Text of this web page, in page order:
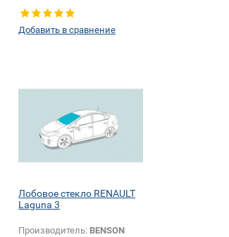
шумоизоляцией
Цвет полосы:
Продукт требующий более
Добавить в сравнение
Лобовое стекло RENAULT
Laguna 3
Производитель: BENSON